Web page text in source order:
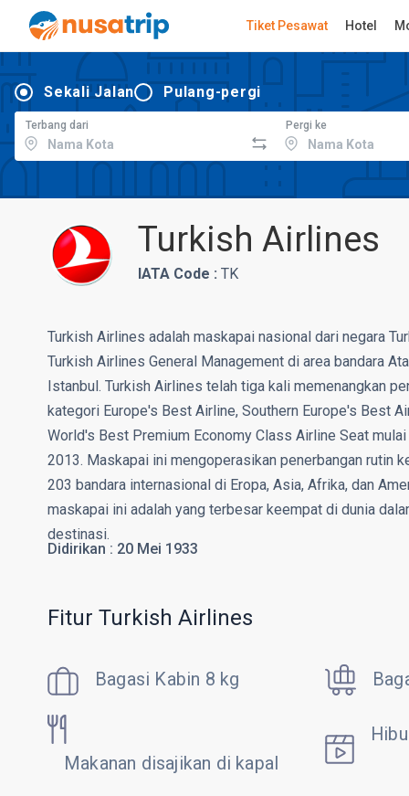
Tiket Pesawat Hotel
Sekali Jalan Pulang-pergi
Terbang dari Pergi ke
Turkish Airlines
IATA Code : TK
Turkish Airlines adalah maskapai nasional dari negara
Turkish Airlines General Management di area bandara
Istanbul. Turkish Airlines telah tiga kali memenangkan
kategori Europe's Best Airline, Southern Europe's Best
World's Best Premium Economy Class Airline Seat
2013. Maskapai ini mengoperasikan penerbangan rutin
203 bandara internasional di Eropa, Asia, Afrika, dan
maskapai ini adalah yang terbesar keempat di dunia
destinasi.
Didirikan : 20 Mei 1933
Fitur Turkish Airlines
Bagasi Kabin 8 kg
Makanan disajikan di kapal